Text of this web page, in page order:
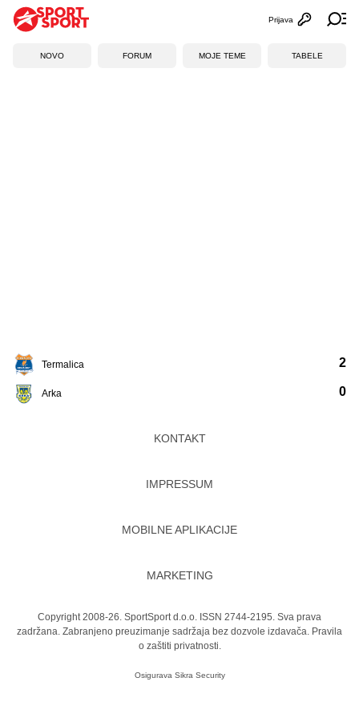
Otvori
Prijava
NOVO FORUM MOJE TEME TABELE
Termalica
Arka
2
0
KONTAKT
IMPRESSUM
MOBILNE APLIKACIJE
MARKETING
Copyright 2008-26. SportSport d.o.o. ISSN 2744-2195. Sva prava
zadržana. Zabranjeno preuzimanje sadržaja bez dozvole izdavača. Pravila
o zaštiti privatnosti.
Osigurava Sikra Security